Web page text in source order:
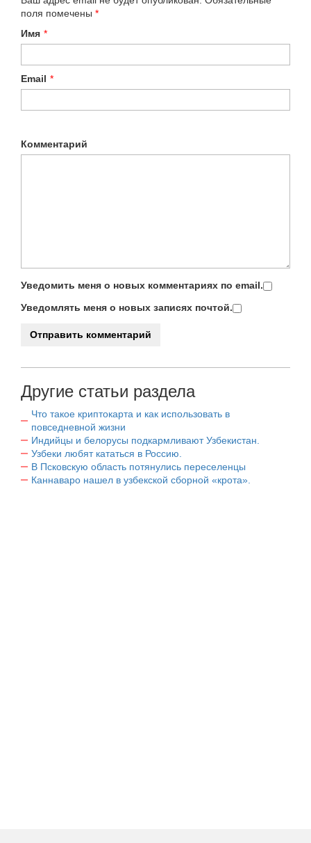
поля помечены *
Имя *
Email *
Комментарий
Уведомить меня о новых комментариях по email.
Уведомлять меня о новых записях почтой.
Другие статьи раздела
Что такое криптокарта и как использовать в
повседневной жизни
Индийцы и белорусы подкармливают Узбекистан.
Узбеки любят кататься в Россию.
В Псковскую область потянулись переселенцы
Каннаваро нашел в узбекской сборной «крота».